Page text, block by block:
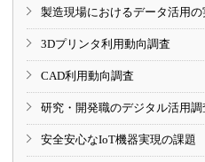
製造現場におけるデータ活用の
3Dプリンタ利用動向調査
CAD利用動向調査
研究・開発職のデジタル活用調
安全安心なIoT機器実現の課題